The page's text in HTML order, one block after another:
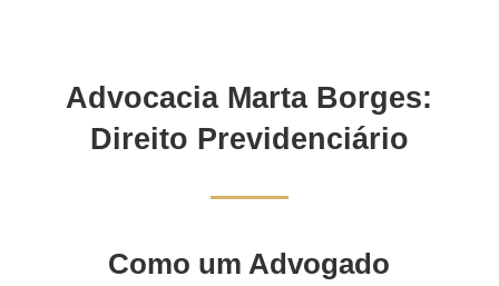
Advocacia Marta Borges:
Direito Previdenciário
Como um Advogado